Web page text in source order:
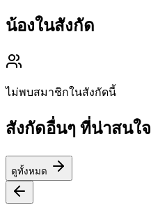
น้องในสังกัด
ไม่พบสมาชิกในสังกัดนี้
สังกัดอื่นๆ ที่น่าสนใจ
ดูทั้งหมด